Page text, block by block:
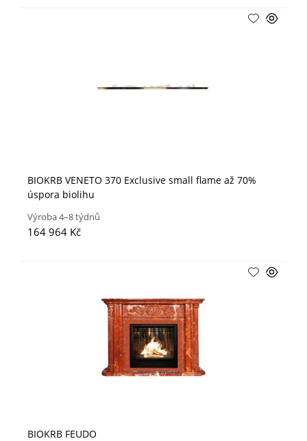
BIOKRB VENETO 370 Exclusive small flame až 70%
úspora biolihu
Výroba 4–8 týdnů
164 964 Kč
BIOKRB FEUDO